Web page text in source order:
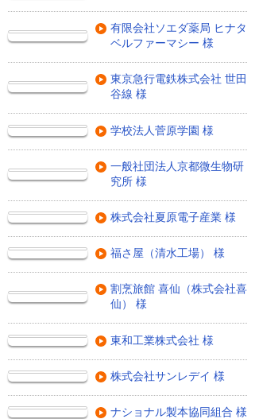
有限会社ソエダ薬局 ヒナタ
ベルファーマシー 様
東京急行電鉄株式会社 世田
谷線 様
学校法人菅原学園 様
一般社団法人京都微生物研
究所 様
株式会社夏原電子産業 様
福さ屋（清水工場） 様
割烹旅館 喜仙（株式会社喜
仙） 様
東和工業株式会社 様
株式会社サンレデイ 様
ナショナル製本協同組合 様